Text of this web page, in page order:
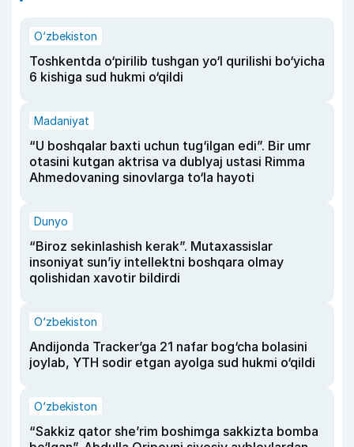
O‘zbekiston
Toshkentda o‘pirilib tushgan yo‘l qurilishi bo‘yicha
6 kishiga sud hukmi o‘qildi
Madaniyat
“U boshqalar baxti uchun tug‘ilgan edi”. Bir umr
otasini kutgan aktrisa va dublyaj ustasi Rimma
Ahmedovaning sinovlarga to‘la hayoti
Dunyo
“Biroz sekinlashish kerak”. Mutaxassislar
insoniyat sun’iy intellektni boshqara olmay
qolishidan xavotir bildirdi
O‘zbekiston
Andijonda Tracker’ga 21 nafar bog‘cha bolasini
joylab, YTH sodir etgan ayolga sud hukmi o‘qildi
O‘zbekiston
“Sakkiz qator she’rim boshimga sakkizta bomba